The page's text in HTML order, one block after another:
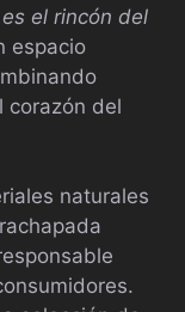
el rincón del
espacio
corazón del
naturales